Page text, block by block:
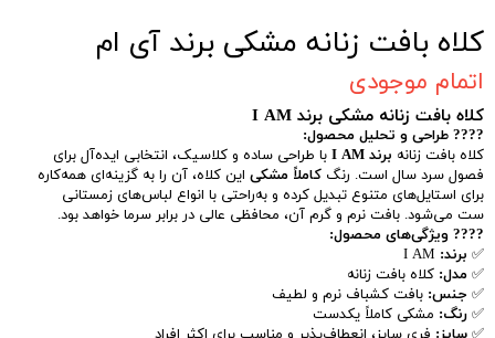
کلاه بافت زنانه مشکی برند آی ام
اتمام موجودی
کلاه بافت زنانه مشکی برند I AM
???? طراحی و تحلیل محصول:
کلاه بافت زنانه برند I AM
با طراحی ساده و کلاسیک، انتخابی ایده‌آل برای
فصول سرد سال است. رنگکاملاً مشکی این کلاه، آن را به گزینه‌ای همه‌کاره
برای استایل‌های متنوع تبدیل کرده و به‌راحتی با انواع لباس‌های زمستانی
ست می‌شود. بافت نرم و گرم آن، محافظی عالی در برابر سرما خواهد بود.
???? ویژگی‌های محصول:
✅ برند:
✅مدل: کلاه بافت زنانه
✅ جنس: بافت کشباف نرم و لطیف
✅رنگ: مشکی کاملاً یکدست